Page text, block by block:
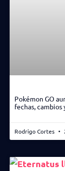
Pokémon GO
fechas, cambios
Rodrigo Cortes